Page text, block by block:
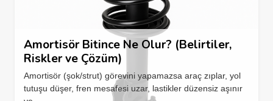
Amortisör Bitince Ne Olur? (Belirtiler,
Riskler ve Çözüm)
Amortisör (şok/strut) görevini yapamazsa araç zıplar, yol
tutuşu düşer, fren mesafesi uzar, lastikler düzensiz aşınır